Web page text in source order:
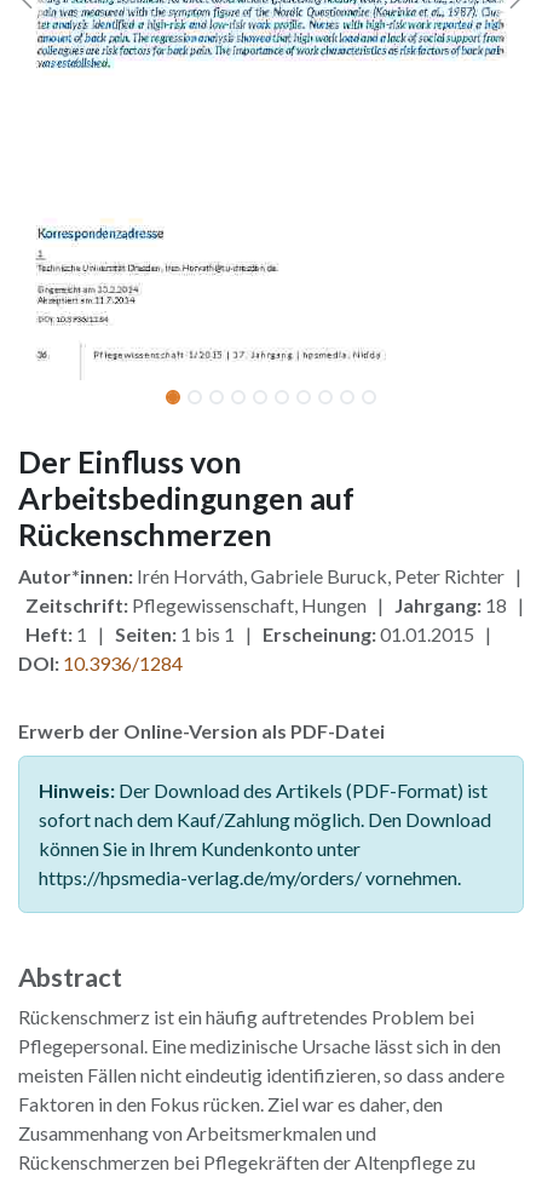
Der Einfluss von
Arbeitsbedingungen auf
Rückenschmerzen
Autor*innen: Irén Horváth, Gabriele Buruck, Peter Richter |
Zeitschrift: Pflegewissenschaft, Hungen | Jahrgang: 18 |
Heft: 1 | Seiten: 1 bis 1 | Erscheinung:01.01.2015 |
DOI: 10.3936/1284
Erwerb der Online-Version als PDF-Datei
Hinweis: Der Download des Artikels (PDF-Format) ist
sofort nach dem Kauf/Zahlung möglich. Den Download
können Sie in Ihrem Kundenkonto unter
https://hpsmedia-verlag.de/my/orders/ vornehmen.
Abstract
Rückenschmerz ist ein häufig auftretendes Problem bei
Pflegepersonal. Eine medizinische Ursache lässt sich in den
meisten Fällen nicht eindeutig identifizieren, so dass andere
Faktoren in den Fokus rücken. Ziel war es daher, den
Zusammenhang von Arbeitsmerkmalen und
Rückenschmerzen bei Pflegekräften der Altenpflege zu